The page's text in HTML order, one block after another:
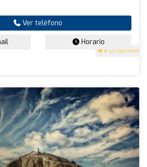
5 (23 opiniones)
Ver teléfono
Horario